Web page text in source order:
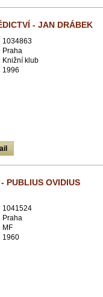
- JAN DRÁBEK
1034863
Praha
Knižní klub
1996
PUBLIUS OVIDIUS
1041524
Praha
MF
1960